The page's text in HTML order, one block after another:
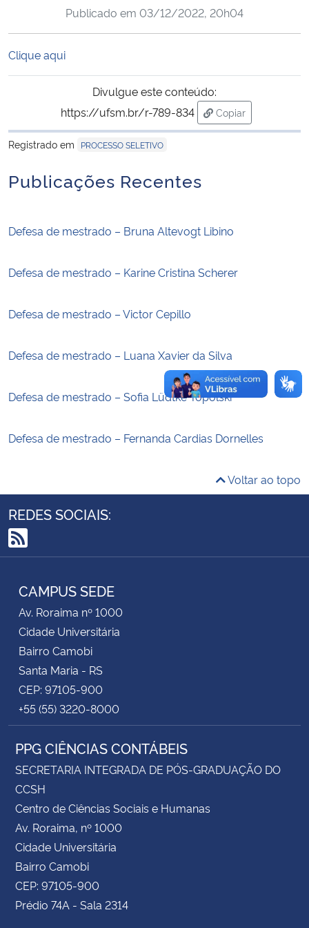
Ministério da Cidadania
Ministério da Ciência, Tecnologia, Inovações e Comunicações
Ministério do Turismo
Ministério do Desenvolvimento Regional
Controladoria-Geral da União
Planalto
Publicado em 03/12/2022, 20h04
Clique aqui
Divulgue este conteúdo:
https://ufsm.br/r-789-834
Copiar
para área de
Registrado em
PROCESSO SELETIVO
Publicações Recentes
Defesa de mestrado – Bruna Altevogt Libino
Defesa de mestrado – Karine Cristina Scherer
Defesa de mestrado – Victor Cepillo
Defesa de mestrado – Luana Xavier da Silva
Defesa de mestrado – Sofia Lüdtke Topolski
Defesa de mestrado – Fernanda Cardias Dornelles
Voltar ao topo
REDES SOCIAIS:
RSS
CAMPUS SEDE
Av. Roraima nº 1000
Cidade Universitária
Bairro Camobi
Santa Maria - RS
CEP: 97105-900
+55 (55) 3220-8000
PPG CIÊNCIAS CONTÁBEIS
SECRETARIA INTEGRADA DE PÓS-GRADUAÇÃO DO
CCSH
Centro de Ciências Sociais e Humanas
Av. Roraima, nº 1000
Cidade Universitária
Bairro Camobi
CEP: 97105-900
Prédio 74A - Sala 2314